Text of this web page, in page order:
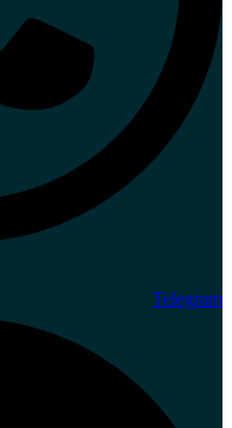
Telegram